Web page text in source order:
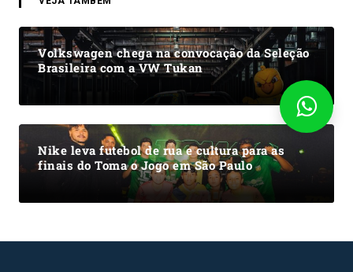
Volkswagen chega na convocação da Seleção
Brasileira com a VW Tukan
Nike leva futebol de rua e cultura para as
finais do Toma o Jogo em São Paulo